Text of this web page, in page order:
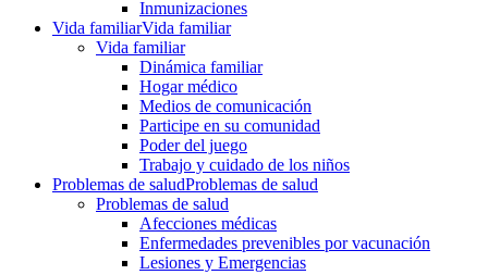
Inmunizaciones
Vida familiarVida familiar
Vida familiar
Dinámica familiar
Hogar médico
Medios de comunicación
Participe en su comunidad
Poder del juego
Trabajo y cuidado de los niños
Problemas de saludProblemas de salud
Problemas de salud
Afecciones médicas
Enfermedades prevenibles por vacunación
Lesiones y Emergencias